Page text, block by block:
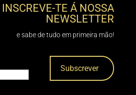
INSCREVE-TE Á NOSSA
NEWSLETTER
e sabe de tudo em primeira mão!